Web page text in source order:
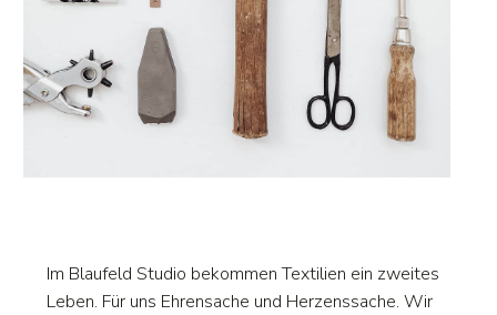
Im Blaufeld Studio bekommen Textilien ein zweites
Leben. Für uns Ehrensache und Herzenssache. Wir